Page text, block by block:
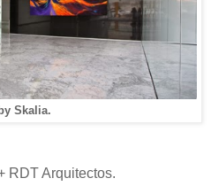
Skalia.
RDT Arquitectos.